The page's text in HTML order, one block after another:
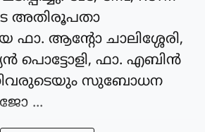
അതിരൂപതാ
ഫാ. ആന്റോ ചാലിശ്ശേരി,
പൊട്ടോളി, ഫാ. എബിൻ
സുബോധന
...